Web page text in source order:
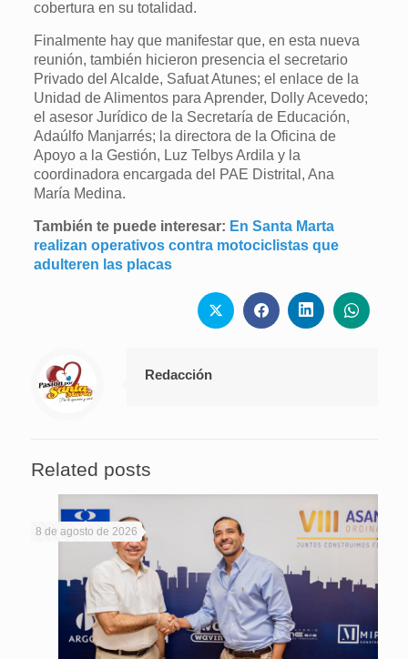
cobertura en su totalidad.
Finalmente hay que manifestar que, en esta nueva
reunión, también hicieron presencia el secretario
Privado del Alcalde, Safuat Atunes; el enlace de la
Unidad de Alimentos para Aprender, Dolly Acevedo;
el asesor Jurídico de la Secretaría de Educación,
Adaúlfo Manjarrés; la directora de la Oficina de
Apoyo a la Gestión, Luz Telbys Ardila y la
coordinadora encargada del PAE Distrital, Ana
María Medina.
También te puede interesar: En Santa Marta
realizan operativos contra motociclistas que
adulteren las placas
Redacción
Related posts
8 de agosto de 2026